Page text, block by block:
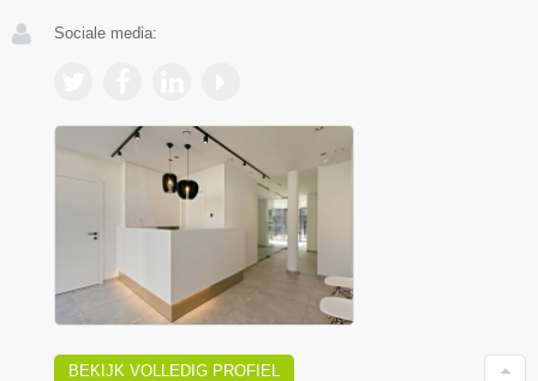
Sociale media:
BEKIJK VOLLEDIG PROFIEL